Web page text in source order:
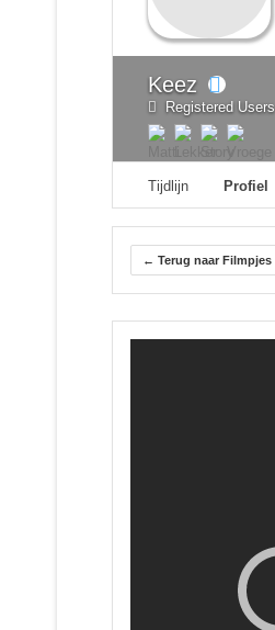
Keez
Registered Users
Tijdlijn Profiel
← Terug naar Filmpjes